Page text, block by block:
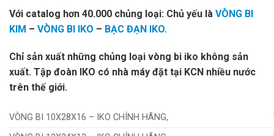
Với catalog hơn 40.000 chủng loại: Chủ yếu là VÒNG BI
KIM – VÒNG BI IKO – BẠC ĐẠN IKO.
Chỉ sản xuất những chủng loại vòng bi iko không sản
xuất. Tập đoàn IKO có nhà máy đặt tại KCN nhiều nước
trên thế giới.
VÒNG BI 10X28X16 – IKO CHÍNH HÃNG,